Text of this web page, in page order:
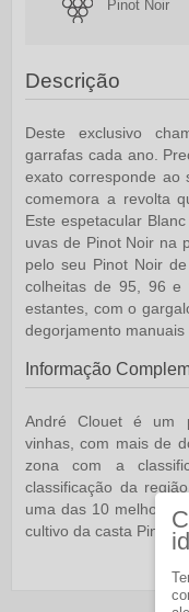
Pinot Noir
Descrição
Deste exclusivo
garrafas cada ano.
exato corresponde ao
comemora a revolta
Este espetacular
uvas de Pinot Noir na
pelo seu Pinot Noir
colheitas de 95, 96 e
estantes, com o
degorjamento manuais
Informação
André Cloueté um
vinhas, com mais de
zona com a
classificação da
uma das 10 melhores
cultivo da casta Pinot